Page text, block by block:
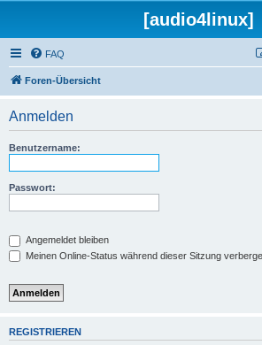
[audio4linux]
FAQ
Foren-Übersicht
Anmelden
Benutzername:
Passwort:
Angemeldet bleiben
Meinen Online-Status während dieser Sitzung
REGISTRIEREN